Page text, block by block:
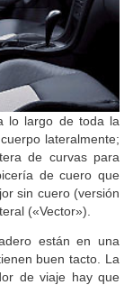
lo largo de toda la
lateralmente;
de curvas para
de cuero que
sin cuero (versión
(«Vector»).
están en una
buen tacto. La
de viaje hay que